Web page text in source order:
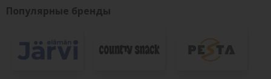
Популярные бренды